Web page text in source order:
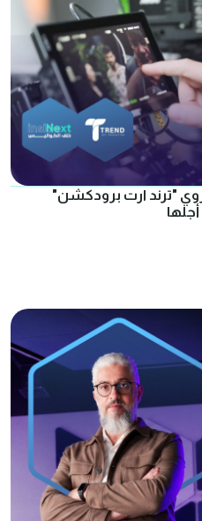
"ترند ارت برودكشن"